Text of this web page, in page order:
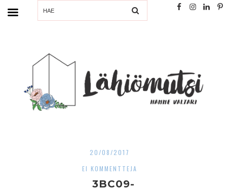
SEARCH
20/08/2017
EI KOMMENTTEJA
3BC09-